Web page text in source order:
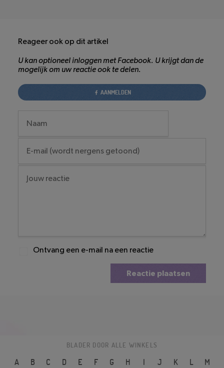
Reageer ook op dit artikel
U kan optioneel inloggen met Facebook. U krijgt dan de
mogelijk om uw reactie ook te delen.
AANMELDEN
Ontvang een e-mail na een reactie
Reactie plaatsen
BLADER DOOR ALLE WINKELS
A B C D E F G H I J K L
M